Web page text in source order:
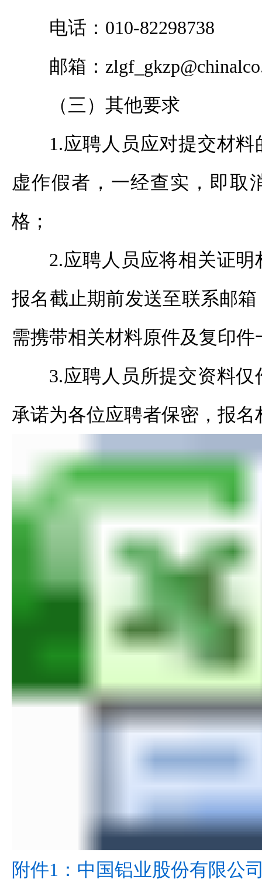
电话：010-82298738
邮箱：
（三）其他要求
1.应聘人员应对提交材
虚作假者，一经查实，即取
格；
2.应聘人员应将相关证
报名截止期前发送至联系邮
需携带相关材料原件及复印件
3.应聘人员所提交资料
承诺为各位应聘者保密，报
附件1：中国铝业股份有限公